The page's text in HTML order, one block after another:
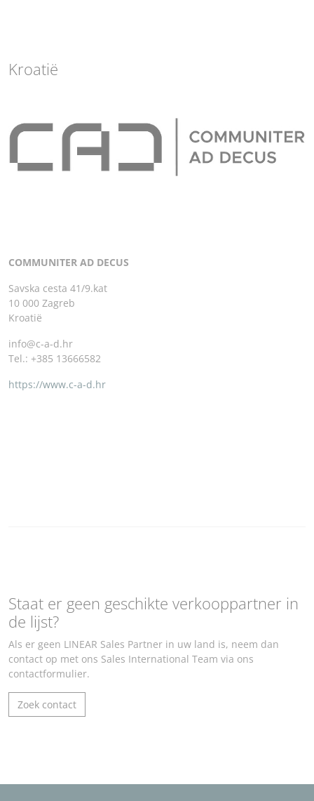
Kroatië
COMMUNITER AD DECUS
Savska cesta 41/9.kat
10 000 Zagreb
Kroatië
info@c-a-d.hr
Tel.: +385 13666582
https://www.c-a-d.hr
Staat er geen geschikte verkooppartner in
de lijst?
Als er geen LINEAR Sales Partner in uw land is, neem dan
contact op met ons Sales International Team via ons
contactformulier.
Zoek contact